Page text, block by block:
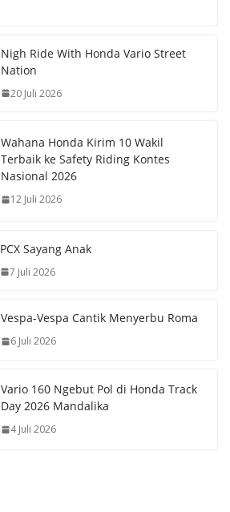
s
A
p
e
st
y
Li
k
Nigh Ride With Honda Vario Street
Nation
20 Juli 2026
Wahana Honda Kirim 10 Wakil
Terbaik ke Safety Riding Kontes
Nasional 2026
12 Juli 2026
PCX Sayang Anak
7 Juli 2026
Vespa-Vespa Cantik Menyerbu Roma
6 Juli 2026
Vario 160 Ngebut Pol di Honda Track
Day 2026 Mandalika
4 Juli 2026